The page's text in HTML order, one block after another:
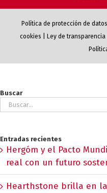
Política de protección de datos
cookies
Ley de transparencia|
Buscar
Buscar:
Entradas recientes
Hergóm y el Pacto
real con un futuro
Hearthstone brilla en la